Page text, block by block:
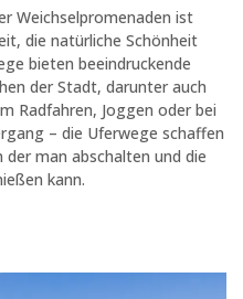
Weichselpromenaden ist
die natürliche Schönheit
bieten beeindruckende
der Stadt, darunter auch
Radfahren, Joggen oder bei
– die Uferwege schaffen
man abschalten und die
kann.